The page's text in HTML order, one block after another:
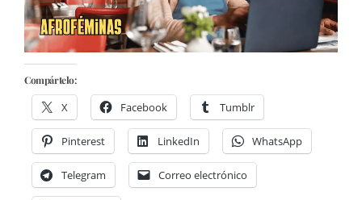
Compártelo:
X Facebook Tumblr
Pinterest LinkedIn WhatsApp
Telegram Correo electrónico